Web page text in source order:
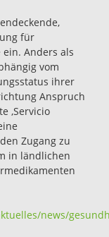
für
Anders als
vom
ihrer
Anspruch
,Servicio
Zugang zu
in ländlichen
news/